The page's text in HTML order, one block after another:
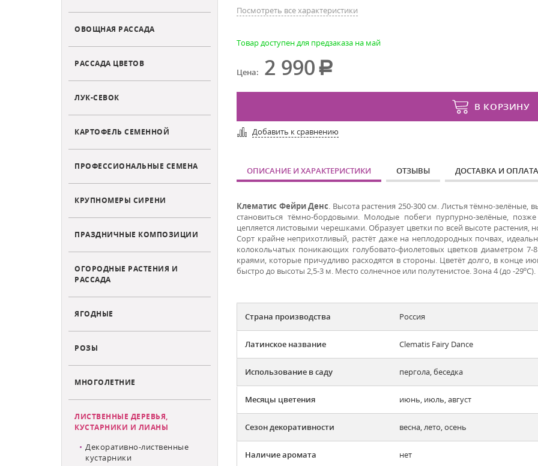
ОВОЩНАЯ РАССАДА
РАССАДА ЦВЕТОВ
ЛУК-СЕВОК
КАРТОФЕЛЬ СЕМЕННОЙ
ПРОФЕССИОНАЛЬНЫЕ СЕМЕНА
КРУПНОМЕРЫ СИРЕНИ
ПРАЗДНИЧНЫЕ КОМПОЗИЦИИ
ОГОРОДНЫЕ РАСТЕНИЯ И
РАССАДА
ЯГОДНЫЕ
РОЗЫ
МНОГОЛЕТНИЕ
ЛИСТВЕННЫЕ ДЕРЕВЬЯ,
КУСТАРНИКИ И ЛИАНЫ
Декоративно-лиственные
кустарники
Посмотреть все характеристики
Товар доступен для предзаказа на май
Цена: 2 990
В КОРЗИНУ
Добавить к сравнению
ОПИСАНИЕ И ХАРАКТЕРИСТИКИ ОТЗЫВЫ ДОСТАВКА И ОПЛАТА
Клематис Фейри Денс. Высота растения 250-300 см. Листья тёмно-зелёные,
становиться тёмно-бордовыми. Молодые побеги пурпурно-зелёные,
цепляется листовыми черешками. Образует цветки по всей высоте
Сорт крайне неприхотливый, растёт даже на неплодородных почвах,
колокольчатых поникающих голубовато-фиолетовых цветков диаметром
краями, которые причудливо расходятся в стороны. Цветёт долго, в конце
быстро до высоты 2,5-3 м. Место солнечное или полутенистое. Зона 4 (до -29ºС).
Страна производства Россия
Латинское название Clematis Fairy Dance
Использование в саду пергола, беседка
Месяцы цветения июнь, июль, август
Сезон декоративности весна, лето, осень
Наличие аромата нет